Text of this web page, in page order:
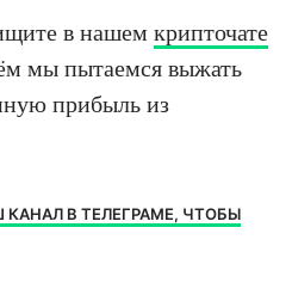
в нашем крипточате
мы пытаемся выжать
прибыль из
В ТЕЛЕГРАМЕ, ЧТОБЫ